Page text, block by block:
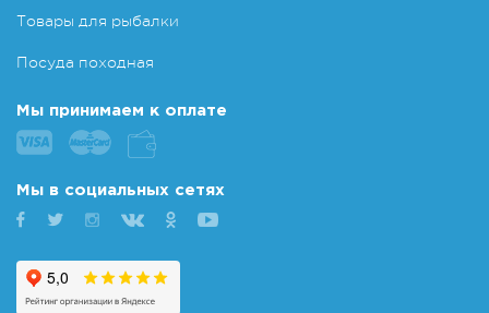
Товары для рыбалки
Посуда походная
Мы принимаем к оплате
Мы в социальных сетях